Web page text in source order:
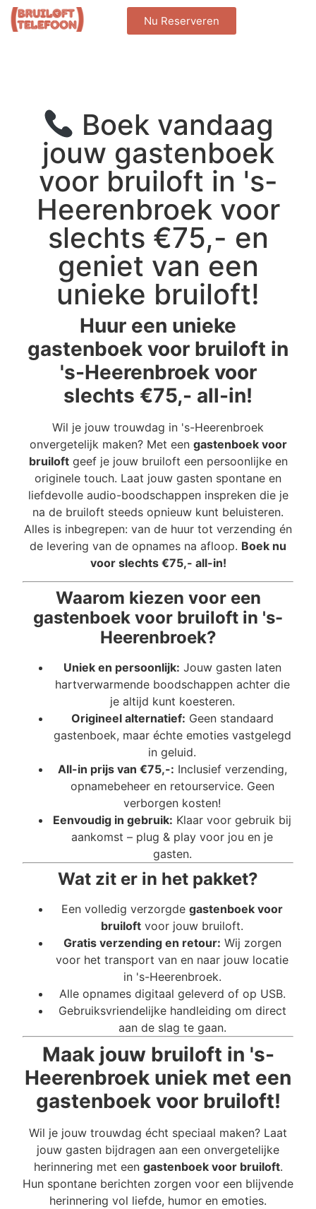
Nu Reserveren
Boek vandaag
jouw gastenboek
voor bruiloft in 's-
Heerenbroek voor
slechts €75,- en
geniet van een
unieke bruiloft!
Huur een unieke
gastenboek voor bruiloft in
's-Heerenbroek voor
slechts €75,- all-in!
Wil je jouw trouwdag in 's-Heerenbroek
onvergetelijk maken? Met een gastenboek voor
bruiloftgeef je jouw bruiloft een persoonlijke en
originele touch. Laat jouw gasten spontane en
liefdevolle audio-boodschappen inspreken die je
na de bruiloft steeds opnieuw kunt beluisteren.
Alles is inbegrepen: van de huur tot verzending én
de levering van de opnames na afloop. Boek nu
voor slechts €75,- all-in!
Waarom kiezen voor een
gastenboek voor bruiloft in 's-
Heerenbroek?
Uniek en persoonlijk: Jouw gasten laten
hartverwarmende boodschappen achter die
je altijd kunt koesteren.
Origineel alternatief: Geen standaard
gastenboek, maar échte emoties vastgelegd
in geluid.
All-in prijs van €75,-: Inclusief verzending,
opnamebeheer en retourservice. Geen
verborgen kosten!
Eenvoudig in gebruik: Klaar voor gebruik bij
aankomst – plug & play voor jou en je
gasten.
Wat zit er in het pakket?
Een volledig verzorgde gastenboek voor
bruiloft voor jouw bruiloft.
Gratis verzending en retour: Wij zorgen
voor het transport van en naar jouw locatie
in 's-Heerenbroek.
Alle opnames digitaal geleverd of op USB.
Gebruiksvriendelijke handleiding om direct
aan de slag te gaan.
Maak jouw bruiloft in 's-
Heerenbroek uniek met een
gastenboek voor bruiloft!
Wil je jouw trouwdag écht speciaal maken? Laat
jouw gasten bijdragen aan een onvergetelijke
herinnering met een gastenboek voor bruiloft.
Hun spontane berichten zorgen voor een blijvende
herinnering vol liefde, humor en emoties.